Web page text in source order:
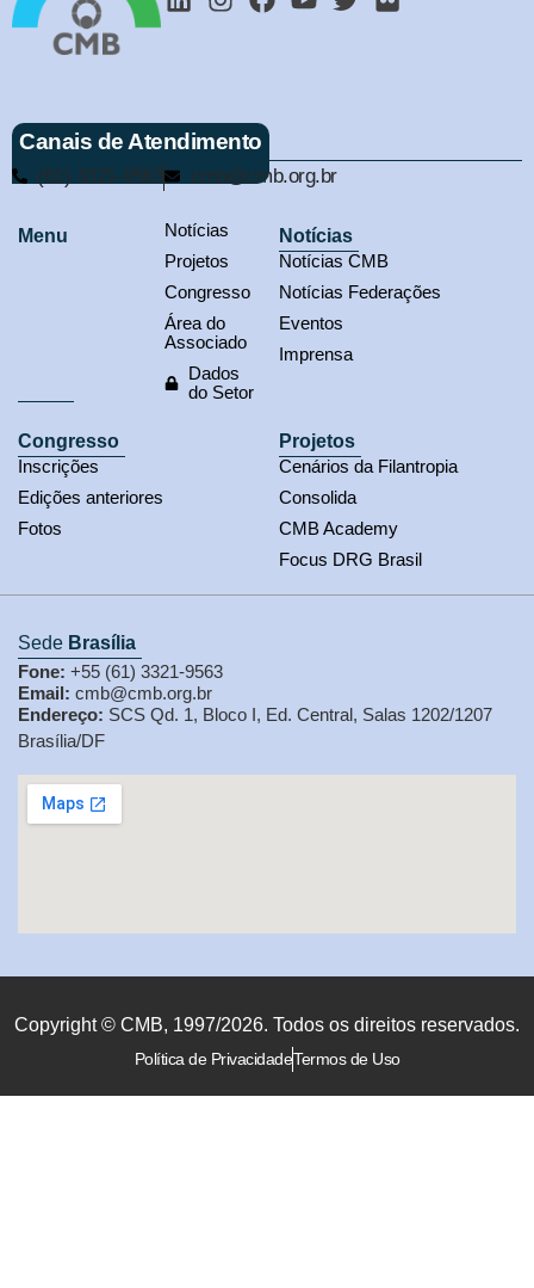
Canais de Atendimento
(61) 3321-9563 cmb@cmb.org.br
Menu
Notícias
Projetos
Congresso
Área do
Associado
Dados
do Setor
Notícias
Notícias CMB
Notícias Federações
Eventos
Imprensa
Congresso
Inscrições
Edições anteriores
Fotos
Projetos
Cenários da Filantropia
Consolida
CMB Academy
Focus DRG Brasil
Sede Brasília
Fone: +55 (61) 3321-9563
Email: cmb@cmb.org.br
Endereço: SCS Qd. 1, Bloco I, Ed. Central, Salas 1202/1207
Brasília/DF
Copyright © CMB, 1997/2026. Todos os direitos reservados.
Política de PrivacidadeTermos de Uso